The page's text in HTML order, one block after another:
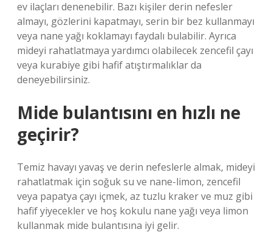
ev ilaçları denenebilir. Bazı kişiler derin nefesler
almayı, gözlerini kapatmayı, serin bir bez kullanmayı
veya nane yağı koklamayı faydalı bulabilir. Ayrıca
mideyi rahatlatmaya yardımcı olabilecek zencefil çayı
veya kurabiye gibi hafif atıştırmalıklar da
deneyebilirsiniz.
Mide bulantısını en hızlı ne
geçirir?
Temiz havayı yavaş ve derin nefeslerle almak, mideyi
rahatlatmak için soğuk su ve nane-limon, zencefil
veya papatya çayı içmek, az tuzlu kraker ve muz gibi
hafif yiyecekler ve hoş kokulu nane yağı veya limon
kullanmak mide bulantısına iyi gelir.